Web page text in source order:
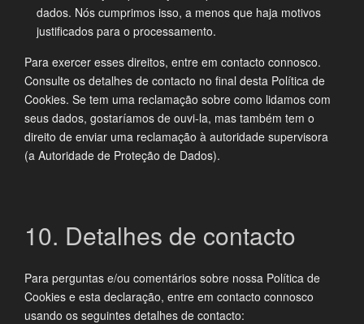
dados. Nós cumprimos isso, a menos que haja motivos
justificados para o processamento.
Para exercer esses direitos, entre em contacto connosco.
Consulte os detalhes de contacto no final desta Política de
Cookies. Se tem uma reclamação sobre como lidamos com
seus dados, gostaríamos de ouvi-la, mas também tem o
direito de enviar uma reclamação à autoridade supervisora
(a Autoridade de Proteção de Dados).
10. Detalhes de contacto
Para perguntas e/ou comentários sobre nossa Política de
Cookies e esta declaração, entre em contacto connosco
usando os seguintes detalhes de contacto: